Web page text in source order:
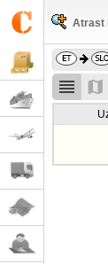
Atrast